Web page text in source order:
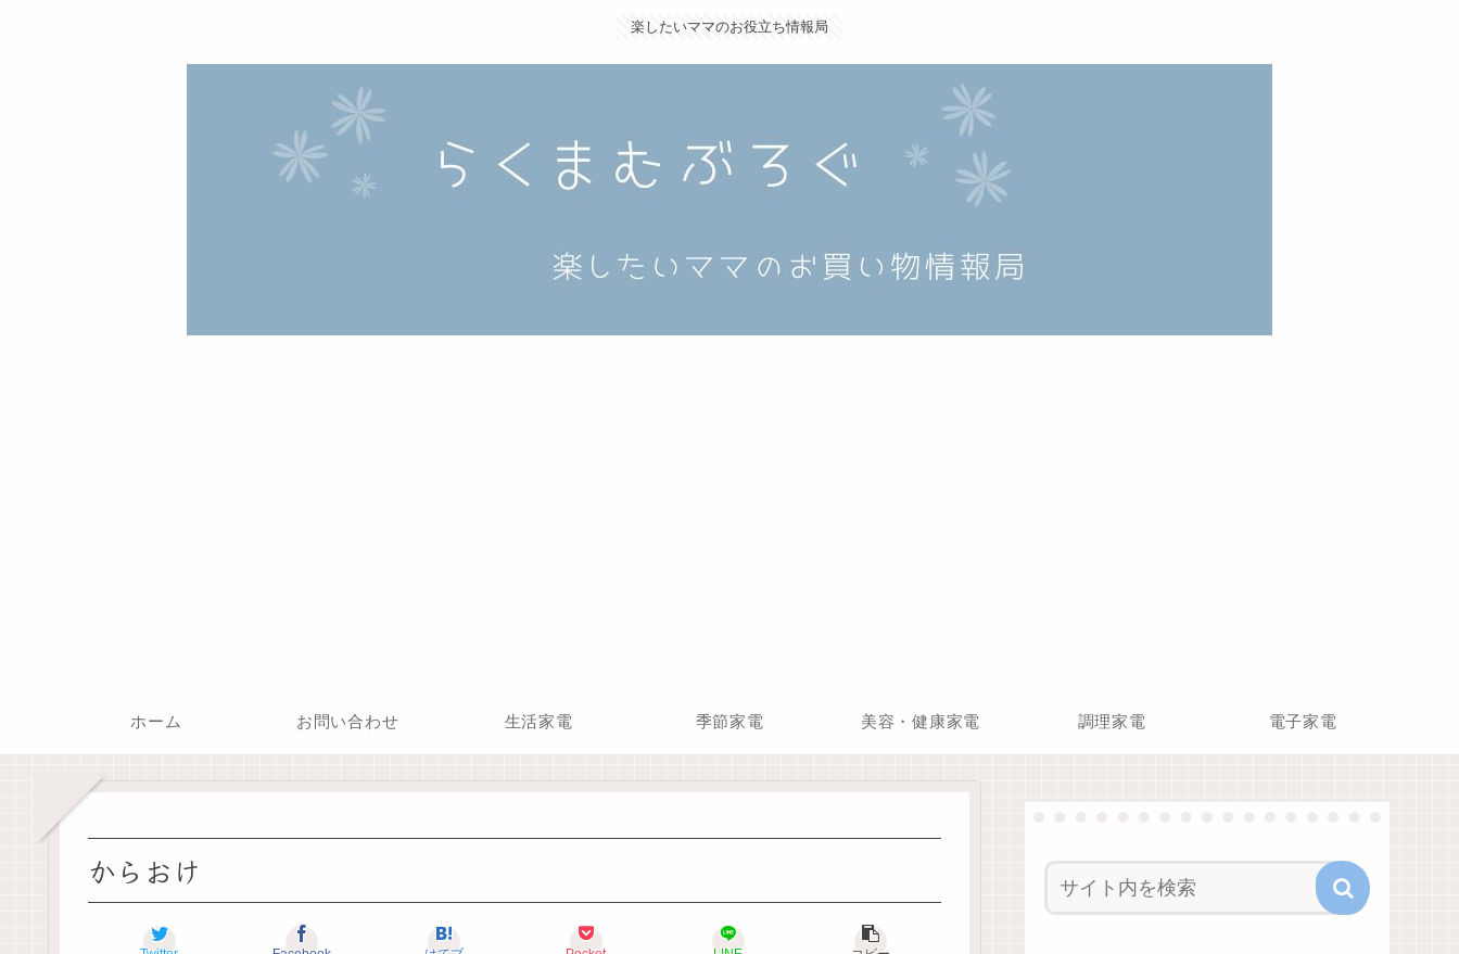
楽したいママのお役立ち情報局
ホーム お問い合わせ 生活家電 季節家電 美容・健康家電 調理家電 電子家電
からおけ